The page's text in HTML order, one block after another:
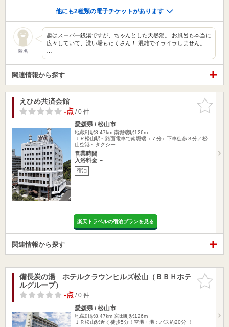
他にも2種類の電子チケットがあります
匿名
趣はスーパー銭湯ですが、ちゃんとした天然湯。 お風呂も本当に
広々していて、洗い場もたくさん！ 混雑でイライラしません。
関連情報から探す
お気に入
りに追加
えひめ共済会館
-点/ 0 件
愛媛県 / 松山市
地蔵町駅8.47km 南堀端駅126m
ＪＲ松山駅～路面電車で南堀端（７分）下車徒歩３分／松
山空港～タクシー…
営業時間
入浴料金 ～
宿泊
楽天トラベルの宿泊プランを見る
関連情報から探す
お気に入
りに追加
備長炭の湯 ホテルクラウンヒルズ松山（ＢＢＨホテ
ルグループ）
-点/ 0 件
愛媛県 / 松山市
地蔵町駅8.47km 宮田町駅126m
ＪＲ松山駅近く徒歩5分！空港・港：バス約20分 ！